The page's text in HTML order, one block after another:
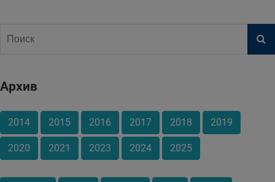
Архив
2014 2015 2016 2017 2018 2019
2020 2021 2023 2024 2025